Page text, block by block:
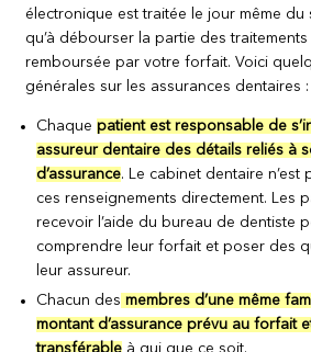
électronique est traitée le jour même du
qu’à débourser la partie des traitements
remboursée par votre forfait. Voici
générales sur les assurances dentaires :
Chaquepatient est responsable de
assureur dentaire des détails reliés à
d’assurance. Le cabinet dentaire
ces renseignements directement. Les
recevoir l’aide du bureau de dentiste
comprendre leur forfait et poser des
leur assureur.
Chacun des membres d’une même
montant d’assurance prévu au forfait